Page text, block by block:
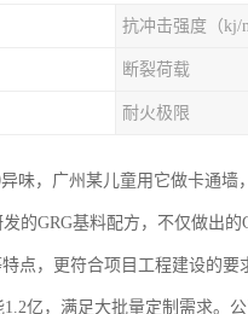
抗冲击强度（kj/
断裂荷载
耐火极限
味，广州某儿童用它做卡通
的GRG基料配方，不仅做出
点，更符合项目工程建设的要
亿，满足大批量定制需求。